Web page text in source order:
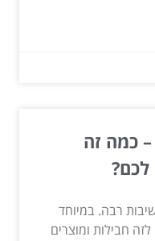
כמה זה
לכם?
רבה. במיוחד
חבילות ומוצרים